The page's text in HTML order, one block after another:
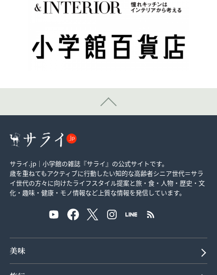
サライ.jp｜小学館の雑誌『サライ』の公式サイトです。
歳を重ねてもアクティブに行動したい知的な高齢者シニア世代＝サラ
イ世代の方々に向けたライフスタイル提案と旅・食・人物・歴史・文
化・趣味・健康・モノ情報など上質な情報を発信しています。
美味